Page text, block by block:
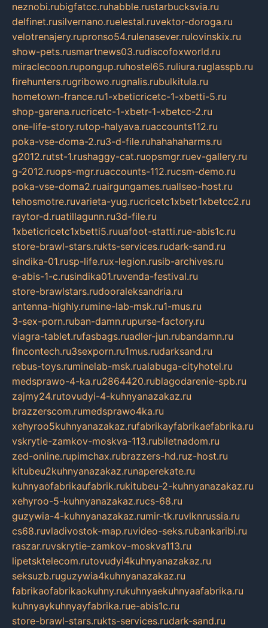
neznobi.rubigfatcc.ruhabble.rustarbucksvia.ru
delfinet.rusilvernano.ruelestal.ruvektor-doroga.ru
velotrenajery.rupronso54.rulenasever.rulovinskix.ru
show-pets.rusmartnews03.rudiscofoxworld.ru
miraclecoon.rupongup.ruhostel65.ruliura.ruglasspb.ru
firehunters.rugribowo.rugnalis.rubulkitula.ru
hometown-france.ru1-xbeticricetc-1-xbetti-5.ru
shop-garena.rucricetc-1-xbetr-1-xbetcc-2.ru
one-life-story.rutop-halyava.ruaccounts112.ru
poka-vse-doma-2.ru3-d-file.ruhahahaharms.ru
g2012.rutst-1.rushaggy-cat.ruopsmgr.ruev-gallery.ru
g-2012.ruops-mgr.ruaccounts-112.rucsm-demo.ru
poka-vse-doma2.ruairgungames.ruallseo-host.ru
tehosmotre.ruvarieta-yug.rucricetc1xbetr1xbetcc2.ru
raytor-d.ruatillagunn.ru3d-file.ru
1xbeticricetc1xbetti5.ruuafoot-statti.rue-abis1c.ru
store-brawl-stars.rukts-services.rudark-sand.ru
sindika-01.rusp-life.rux-legion.rusib-archives.ru
e-abis-1-c.rusindika01.ruvenda-festival.ru
store-brawlstars.rudooraleksandria.ru
antenna-highly.rumine-lab-msk.ru1-mus.ru
3-sex-porn.ruban-damn.rupurse-factory.ru
viagra-tablet.rufasbags.ruadler-jun.rubandamn.ru
fincontech.ru3sexporn.ru1mus.rudarksand.ru
rebus-toys.ruminelab-msk.rualabuga-cityhotel.ru
medsprawo-4-ka.ru2864420.rublagodarenie-spb.ru
zajmy24.rutovudyi-4-kuhnyanazakaz.ru
brazzerscom.rumedsprawo4ka.ru
xehyroo5kuhnyanazakaz.rufabrikayfabrikaefabrika.ru
vskrytie-zamkov-moskva-113.rubiletnadom.ru
zed-online.rupimchax.rubrazzers-hd.ruz-host.ru
kitubeu2kuhnyanazakaz.runaperekate.ru
kuhnyaofabrikaufabrik.rukitubeu-2-kuhnyanazakaz.ru
xehyroo-5-kuhnyanazakaz.rucs-68.ru
guzywia-4-kuhnyanazakaz.rumir-tk.ruvlknrussia.ru
cs68.ruvladivostok-map.ruvideo-seks.rubankaribi.ru
raszar.ruvskrytie-zamkov-moskva113.ru
lipetsktelecom.rutovudyi4kuhnyanazakaz.ru
seksuzb.ruguzywia4kuhnyanazakaz.ru
fabrikaofabrikaokuhny.rukuhnyaekuhnyaafabrika.ru
kuhnyaykuhnyayfabrika.rue-abis1c.ru
store-brawl-stars.rukts-services.rudark-sand.ru